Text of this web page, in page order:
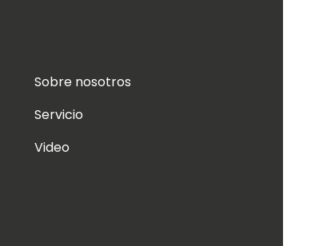
Sobre nosotros
Servicio
Video